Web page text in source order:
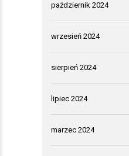
październik 2024
wrzesień 2024
sierpień 2024
lipiec 2024
marzec 2024